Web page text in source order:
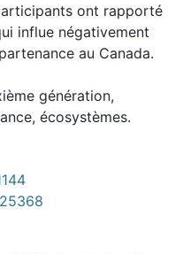
ont rapporté
influe négativement
au Canada.
génération,
écosystèmes.